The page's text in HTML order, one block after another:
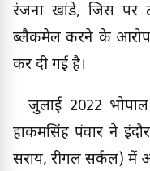
रंजना खांडे, जिस पर
ब्लैकमेल करने के आरोप
कर दी गई है।
जुलाई 2022
हाकमसिंह पंवार ने
सराय, रीगल सर्कल) में